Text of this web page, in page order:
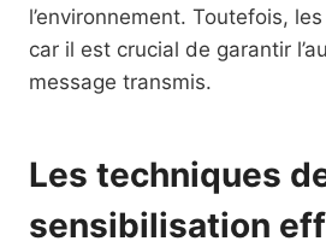
l’environnement. Toutefois,
car il est crucial de garantir
message transmis.
Les techniques
sensibilisation